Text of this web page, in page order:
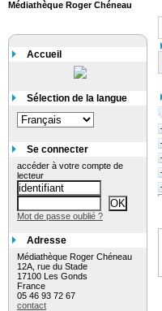
Médiathèque Roger Chéneau
Accueil
Sélection de la langue
Se connecter
accéder à votre compte de
lecteur
Mot de passe oublié ?
Adresse
Médiathèque Roger Chéneau
12A, rue du Stade
17100 Les Gonds
France
05 46 93 72 67
contact